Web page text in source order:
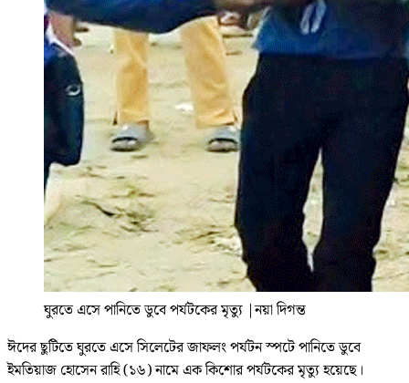
ঘুরতে এসে পানিতে ডুবে পর্যটকের মৃত্যু |নয়া দিগন্ত
ঈদের ছুটিতে ঘুরতে এসে সিলেটের জাফলং পর্যটন স্পটে পানিতে ডুবে
ইমতিয়াজ হোসেন রাহি (১৬) নামে এক কিশোর পর্যটকের মৃত্যু হয়েছে।